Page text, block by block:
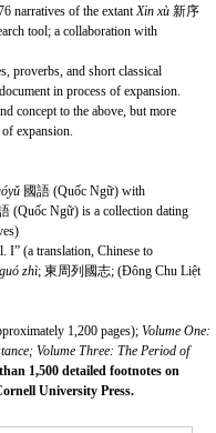
narratives of the extantXin xù 新序
tool; a collaboration with
proverbs, and short classical
in process of expansion.
concept to the above, but more
expansion.
國語 (Quốc Ngữ) with
(Quốc Ngữ) is a collection dating
I” (a translation, Chinese to
zhì; 東周列國志; (Đông Chu Liệt
1,200 pages); Volume One:
Volume Three: The Period of
1,500 detailed footnotes on
University Press.